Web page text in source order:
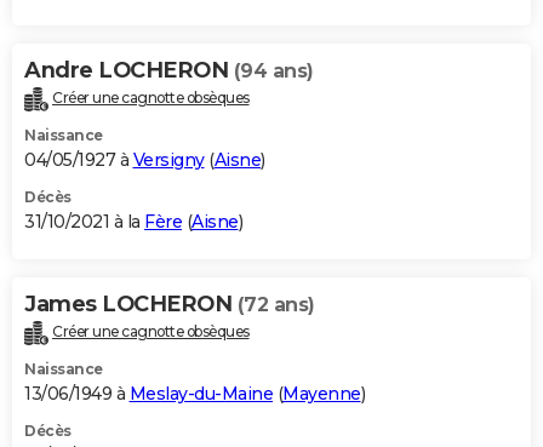
Andre LOCHERON (94 ans)
Créer une cagnotte obsèques
Naissance
04/05/1927 à Versigny(Aisne)
Décès
31/10/2021 à la Fère (Aisne)
James LOCHERON (72 ans)
Créer une cagnotte obsèques
Naissance
13/06/1949 à Meslay-du-Maine (Mayenne)
Décès